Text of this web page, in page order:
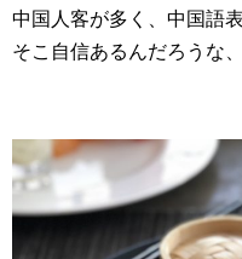
中国人客が多く、中国語
そこ自信あるんだろうな